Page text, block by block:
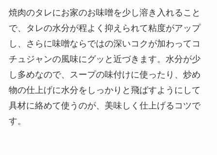
焼肉のタレにお家のお味噌を少し溶き入れること
で、タレの水分が程よく抑えられて粘度がアップ
し、さらに味噌ならではの深いコクが加わってコ
チュジャンの風味にグッと近づきます。水分が少
し多めなので、スープの味付けに使ったり、炒め
物の仕上げに水分をしっかりと飛ばすようにして
具材に絡めて使うのが、美味しく仕上げるコツで
す。